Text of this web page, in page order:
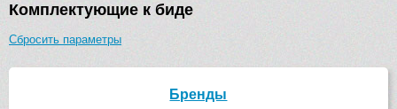
Комплектующие к биде
Сбросить параметры
Бренды